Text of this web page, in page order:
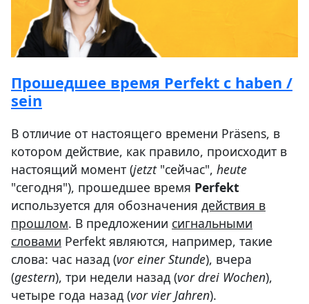
Прошедшее время Perfekt с haben /
sein
В отличие от настоящего времени Präsens, в
котором действие, как правило, происходит в
настоящий момент (jetzt "сейчас", heute
"сегодня"), прошедшее время Perfekt
используется для обозначения действия в
прошлом. В предложении сигнальными
словами Perfekt являются, например, такие
слова: час назад (vor einer Stunde), вчера
(gestern), три недели назад (vor drei Wochen),
четыре года назад (vor vier Jahren).